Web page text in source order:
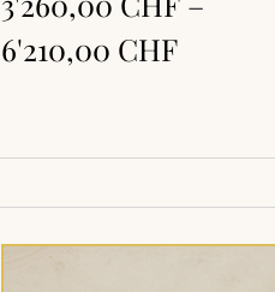
6'210,00 CHF